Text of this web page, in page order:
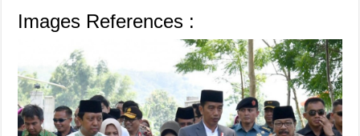
Images References :